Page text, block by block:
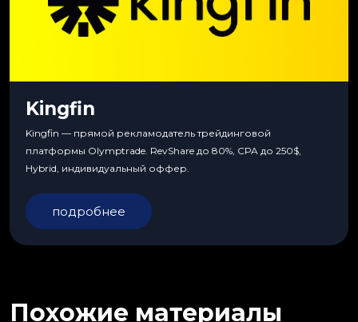
Kingfin
Kingfin — прямой рекламодатель трейдинговой
платформы Olymptrade. RevShare до 80%, CPA до 250$,
Hybrid, индивидуальный оффер.
подробнее
Похожие материалы